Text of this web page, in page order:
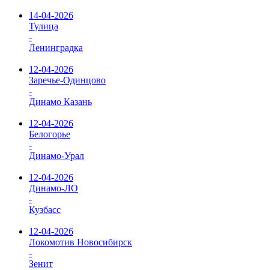
14-04-2026
Тулица
-
Ленинградка
12-04-2026
Заречье-Одинцово
-
Динамо Казань
12-04-2026
Белогорье
-
Динамо-Урал
12-04-2026
Динамо-ЛО
-
Кузбасс
12-04-2026
Локомотив Новосибирск
-
Зенит